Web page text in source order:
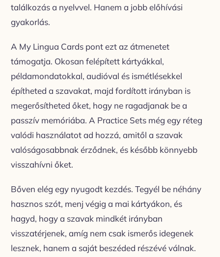
találkozás a nyelvvel. Hanem a jobb előhívási
gyakorlás.
A My Lingua Cards pont ezt az átmenetet
támogatja. Okosan felépített kártyákkal,
példamondatokkal, audióval és ismétlésekkel
építheted a szavakat, majd fordított irányban is
megerősítheted őket, hogy ne ragadjanak be a
passzív memóriába. A Practice Sets még egy réteg
valódi használatot ad hozzá, amitől a szavak
valóságosabbnak érződnek, és később könnyebb
visszahívni őket.
Bőven elég egy nyugodt kezdés. Tegyél be néhány
hasznos szót, menj végig a mai kártyákon, és
hagyd, hogy a szavak mindkét irányban
visszatérjenek, amíg nem csak ismerős idegenek
lesznek, hanem a saját beszéded részévé válnak.